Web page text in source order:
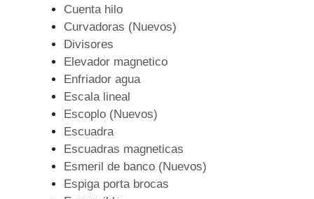
Cuenta hilo
Curvadoras (Nuevos)
Divisores
Elevador magnetico
Enfriador agua
Escala lineal
Escoplo (Nuevos)
Escuadra
Escuadras magneticas
Esmeril de banco (Nuevos)
Espiga porta brocas